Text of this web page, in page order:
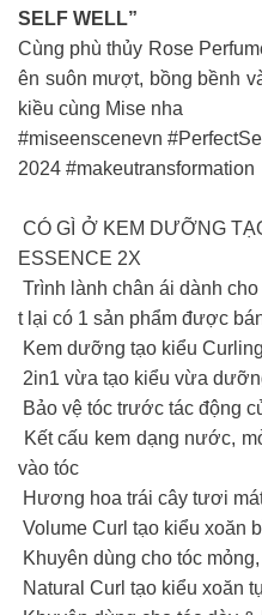
SELF WELL”
Cùng phù thủy Rose
ên suôn mượt, bồng bềnh
kiều cùng Mise nha
#miseenscenevn
2024 #makeutransformation
CÓ GÌ Ở KEM DƯỠNG
ESSENCE 2X
Trình lành chân ái dành
t lại có 1 sản phẩm được
Kem dưỡng tạo kiểu
2in1 vừa tạo kiểu vừa
Bảo vệ tóc trước tác động
Kết cấu kem dạng nước,
vào tóc
Hương hoa trái cây tươi
Volume Curl tạo kiểu xoăn
Khuyên dùng cho tóc
Natural Curl tạo kiểu xoăn